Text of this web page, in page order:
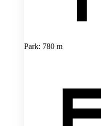
Park: 780 m